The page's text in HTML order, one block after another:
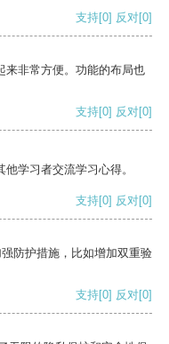
支持[0] 反对[0]
来非常方便。功能的布局也
支持[0] 反对[0]
学习者交流学习心得。
支持[0] 反对[0]
防护措施，比如增加双重验
支持[0] 反对[0]